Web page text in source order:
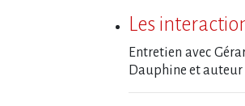
Les
Entretien avec
Dauphine et auteur